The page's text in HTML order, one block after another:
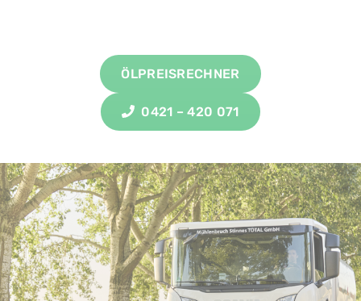
ÖLPREISRECHNER
0421 – 420 071